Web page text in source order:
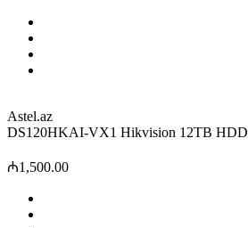
Astel.az
DS120HKAI-VX1 Hikvision 12TB HDD
₼1,500.00